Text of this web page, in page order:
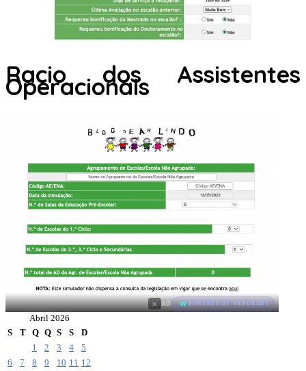
Racio dos Assistentes
Operacionais
× AD POWERED BY WEFORADS
Abril 2026
S
T Q Q S S
D
1
2 3 4
5
6
7 8 9 10 11 12